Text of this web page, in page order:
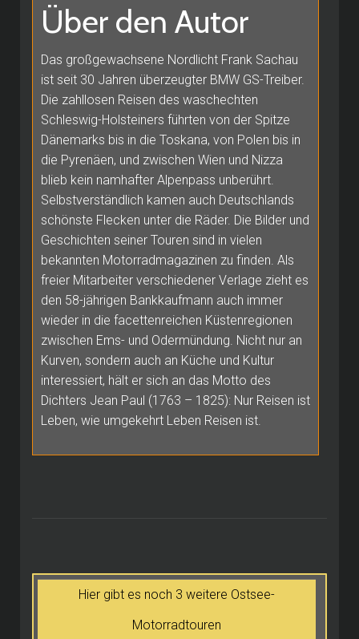
Über den Autor
Das großgewachsene Nordlicht Frank Sachau
ist seit 30 Jahren überzeugter BMW GS-Treiber.
Die zahllosen Reisen des waschechten
Schleswig-Holsteiners führten von der Spitze
Dänemarks bis in die Toskana, von Polen bis in
die Pyrenäen, und zwischen Wien und Nizza
blieb kein namhafter Alpenpass unberührt.
Selbstverständlich kamen auch Deutschlands
schönste Flecken unter die Räder. Die Bilder und
Geschichten seiner Touren sind in vielen
bekannten Motorradmagazinen zu finden. Als
freier Mitarbeiter verschiedener Verlage zieht es
den 58-jährigen Bankkaufmann auch immer
wieder in die facettenreichen Küstenregionen
zwischen Ems- und Odermündung. Nicht nur an
Kurven, sondern auch an Küche und Kultur
interessiert, hält er sich an das Motto des
Dichters Jean Paul (1763 – 1825): Nur Reisen ist
Leben, wie umgekehrt Leben Reisen ist.
Hier gibt es noch 3 weitere Ostsee-
Motorradtouren